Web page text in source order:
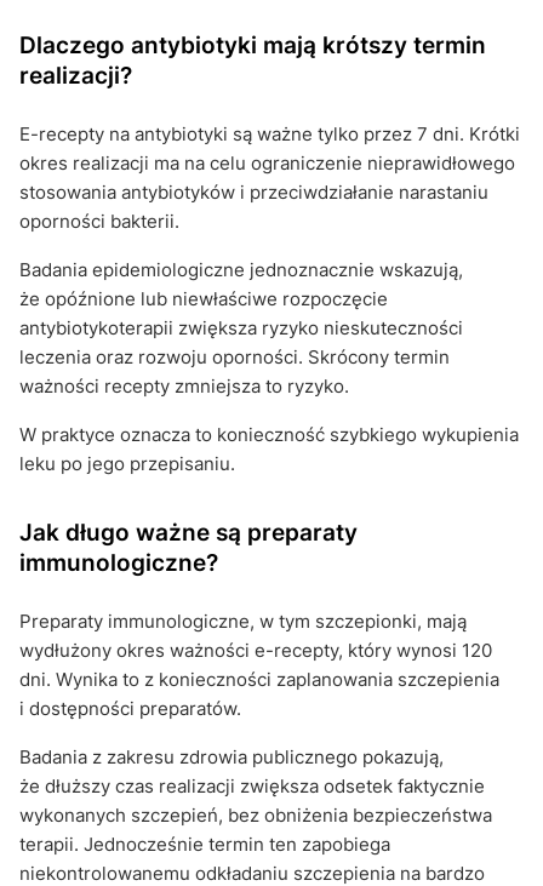
Dlaczego antybiotyki mają krótszy termin
realizacji?
E-recepty na antybiotyki są ważne tylko przez 7 dni. Krótki
okres realizacji ma na celu ograniczenie nieprawidłowego
stosowania antybiotyków i przeciwdziałanie narastaniu
oporności bakterii.
Badania epidemiologiczne jednoznacznie wskazują,
że opóźnione lub niewłaściwe rozpoczęcie
antybiotykoterapii zwiększa ryzyko nieskuteczności
leczenia oraz rozwoju oporności. Skrócony termin
ważności recepty zmniejsza to ryzyko.
W praktyce oznacza to konieczność szybkiego wykupienia
leku po jego przepisaniu.
Jak długo ważne są preparaty
immunologiczne?
Preparaty immunologiczne, w tym szczepionki, mają
wydłużony okres ważności e-recepty, który wynosi 120
dni. Wynika to z konieczności zaplanowania szczepienia
i dostępności preparatów.
Badania z zakresu zdrowia publicznego pokazują,
że dłuższy czas realizacji zwiększa odsetek faktycznie
wykonanych szczepień, bez obniżenia bezpieczeństwa
terapii. Jednocześnie termin ten zapobiega
niekontrolowanemu odkładaniu szczepienia na bardzo